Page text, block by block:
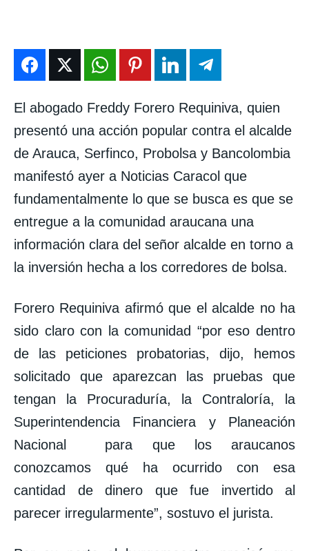
EN VIVO
INSTITUCIONAL
PUATE CON NOSOTROS
EN VIVO
INSTITUCIONAL
PUATE CON NOSOTROS
EN VIVO
INSTITUCIONAL
PUATE CON NOSOTROS
EN VIVO
INSTITUCIONAL
PUATE CON NOSOTROS
El abogado Freddy Forero Requiniva, quien
presentó una acción popular contra el alcalde
de Arauca, Serfinco, Probolsa y Bancolombia
manifestó ayer a Noticias Caracol que
fundamentalmente lo que se busca es que se
entregue a la comunidad araucana una
información clara del señor alcalde en torno a
la inversión hecha a los corredores de bolsa.
Forero Requiniva afirmó que el alcalde no ha
sido claro con la comunidad “por eso dentro
de las peticiones probatorias, dijo, hemos
solicitado que aparezcan las pruebas que
tengan la Procuraduría, la Contraloría, la
Superintendencia Financiera y Planeación
Nacional para que los araucanos
conozcamos qué ha ocurrido con esa
cantidad de dinero que fue invertido al
parecer irregularmente”, sostuvo el jurista.